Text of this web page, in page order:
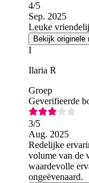
4/5
Sep. 2025
Leuke
Bekijk originele
I
Ilaria R
Groep
Geverifieerde
3/5
Aug. 2025
Redelijke
volume van de
waardevolle
ongeëvenaard.